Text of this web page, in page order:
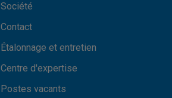
Société
Contact
Étalonnage et entretien
Centre d'expertise
Postes vacants